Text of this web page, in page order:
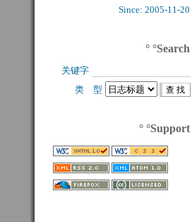
Since: 2005-11-20
° °Search
关键字
类 型
° °Support